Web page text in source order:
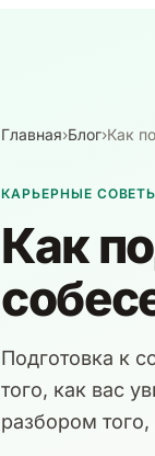
Главная›Блог›Как
КАРЬЕРНЫЕ
Как
Подготовка к
того, как вас
разбором